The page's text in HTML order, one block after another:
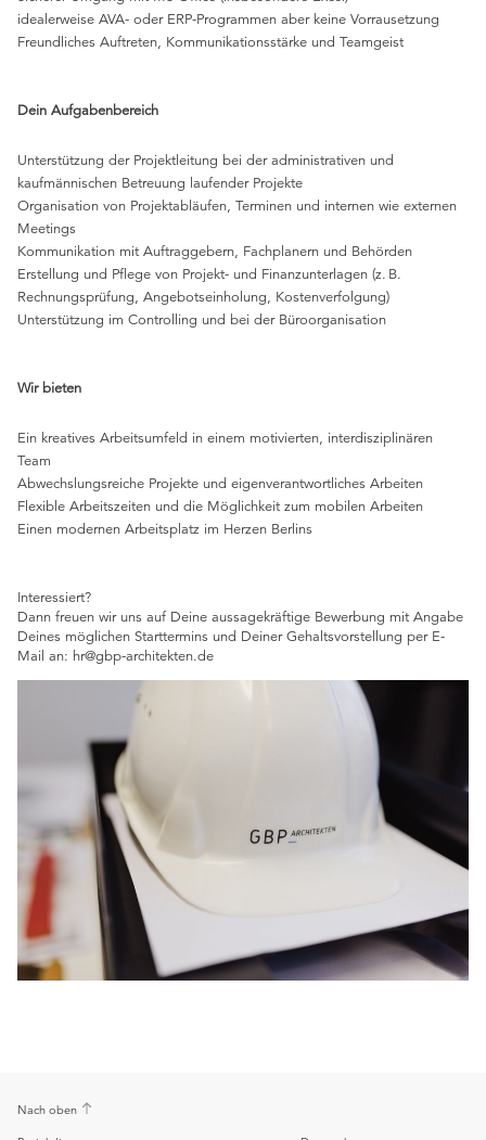
idealerweise AVA- oder ERP-Programmen aber keine Vorrausetzung
Freundliches Auftreten, Kommunikationsstärke und Teamgeist
Dein Aufgabenbereich
Unterstützung der Projektleitung bei der administrativen und
kaufmännischen Betreuung laufender Projekte
Organisation von Projektabläufen, Terminen und internen wie externen
Meetings
Kommunikation mit Auftraggebern, Fachplanern und Behörden
Erstellung und Pflege von Projekt- und Finanzunterlagen (z. B.
Rechnungsprüfung, Angebotseinholung, Kostenverfolgung)
Unterstützung im Controlling und bei der Büroorganisation
Wir bieten
Ein kreatives Arbeitsumfeld in einem motivierten, interdisziplinären
Team
Abwechslungsreiche Projekte und eigenverantwortliches Arbeiten
Flexible Arbeitszeiten und die Möglichkeit zum mobilen Arbeiten
Einen modernen Arbeitsplatz im Herzen Berlins
Interessiert?
Dann freuen wir uns auf Deine aussagekräftige Bewerbung mit Angabe
Deines möglichen Starttermins und Deiner Gehaltsvorstellung per E-
Mail an: hr@gbp-architekten.de
Nach oben